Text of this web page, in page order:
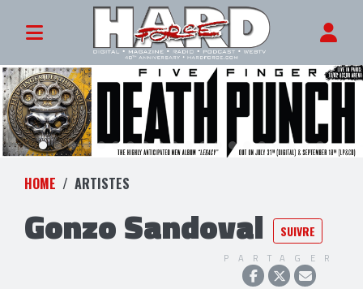
HOME ARTISTES
Gonzo Sandoval SUIVRE
PARTAGER